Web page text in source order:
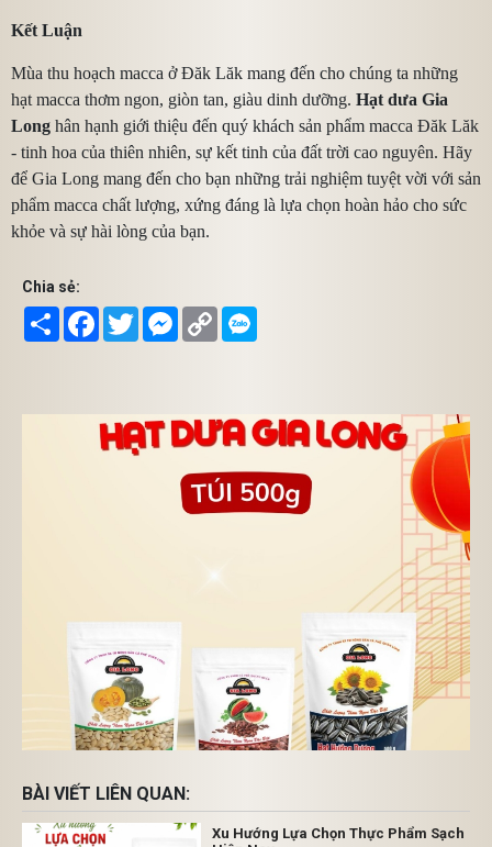
Kết Luận
Mùa thu hoạch macca ở Đăk Lăk mang đến cho chúng ta những
hạt macca thơm ngon, giòn tan, giàu dinh dưỡng. Hạt dưa Gia
Long hân hạnh giới thiệu đến quý khách sản phẩm macca Đăk Lăk
- tinh hoa của thiên nhiên, sự kết tinh của đất trời cao nguyên. Hãy
để Gia Long mang đến cho bạn những trải nghiệm tuyệt vời với sản
phẩm macca chất lượng, xứng đáng là lựa chọn hoàn hảo cho sức
khỏe và sự hài lòng của bạn.
Chia sẻ:
Share Facebook
TwitterMessenger
Copy
Link
BÀI VIẾT LIÊN QUAN:
Xu Hướng Lựa Chọn Thực Phẩm Sạch